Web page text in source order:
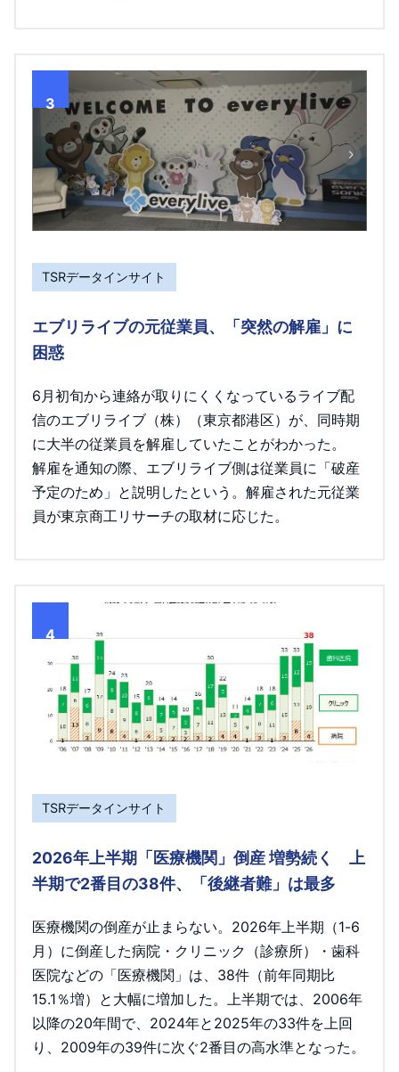
3
TSRデータインサイト
エブリライブの元従業員、「突然の解雇」に
困惑
6月初旬から連絡が取りにくくなっているライブ配
信のエブリライブ（株）（東京都港区）が、同時期
に大半の従業員を解雇していたことがわかった。
解雇を通知の際、エブリライブ側は従業員に「破産
予定のため」と説明したという。解雇された元従業
員が東京商工リサーチの取材に応じた。
4
TSRデータインサイト
2026年上半期「医療機関」倒産 増勢続く 上
半期で2番目の38件、「後継者難」は最多
医療機関の倒産が止まらない。2026年上半期（1-6
月）に倒産した病院・クリニック（診療所）・歯科
医院などの「医療機関」は、38件（前年同期比
15.1％増）と大幅に増加した。上半期では、2006年
以降の20年間で、2024年と2025年の33件を上回
り、2009年の39件に次ぐ2番目の高水準となった。